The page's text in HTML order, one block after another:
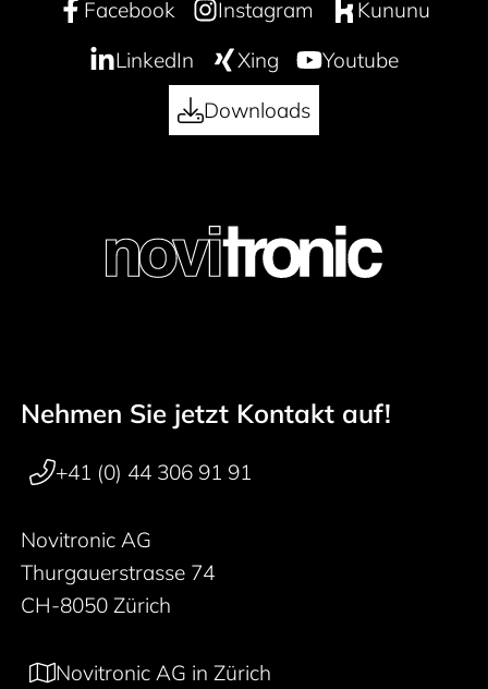
Facebook Instagram
Kununu
LinkedIn
Xing
Youtube
Downloads
Footer navigation
Nehmen Sie jetzt Kontakt auf!
+41 (0) 44 306 91 91
Novitronic AG
Thurgauerstrasse 74
CH-8050 Zürich
Novitronic AG in Zürich